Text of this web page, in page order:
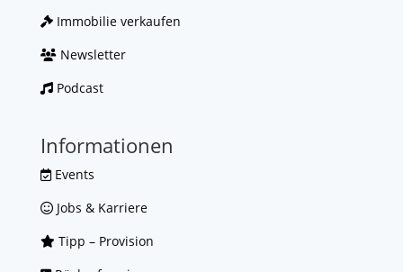
Immobilie verkaufen
Newsletter
Podcast
Informationen
Events
Jobs & Karriere
Tipp – Provision